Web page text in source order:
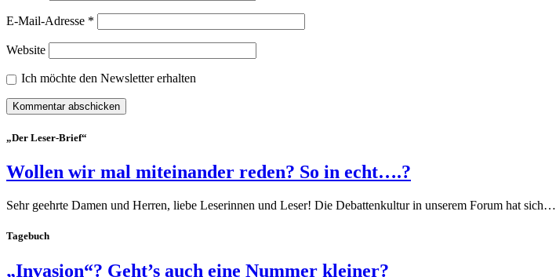
E-Mail-Adresse *
Website
Ich möchte den Newsletter erhalten
„Der Leser-Brief“
Wollen wir mal miteinander reden? So in echt….?
Sehr geehrte Damen und Herren, liebe Leserinnen und Leser! Die Debattenkultur in unserem Forum hat sich…
Tagebuch
„Invasion“? Geht’s auch eine Nummer kleiner?